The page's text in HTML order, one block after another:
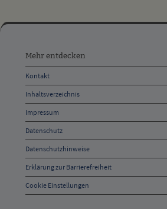
entdecken,
Öffnungszeiten
und
Anschrift
und
Kontakt
Mehr entdecken
Kontakt
Inhaltsverzeichnis
Impressum
Datenschutz
Datenschutzhinweise
Erklärung zur Barrierefreiheit
Cookie Einstellungen